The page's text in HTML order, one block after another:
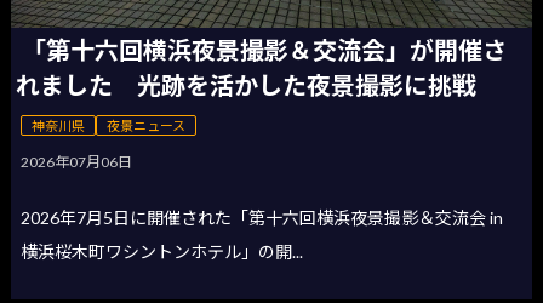
「第十六回横浜夜景撮影＆交流会」が開催さ
れました 光跡を活かした夜景撮影に挑戦
神奈川県 夜景ニュース
2026年07月06日
2026年7月5日に開催された「第十六回横浜夜景撮影＆交流会 in
横浜桜木町ワシントンホテル」の開...